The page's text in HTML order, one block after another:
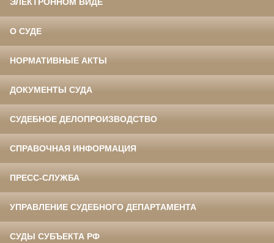
О СУДЕ
НОРМАТИВНЫЕ АКТЫ
ДОКУМЕНТЫ СУДА
СУДЕБНОЕ ДЕЛОПРОИЗВОДСТВО
СПРАВОЧНАЯ ИНФОРМАЦИЯ
ПРЕСС-СЛУЖБА
УПРАВЛЕНИЕ СУДЕБНОГО ДЕПАРТАМЕНТА
СУДЫ СУБЪЕКТА РФ